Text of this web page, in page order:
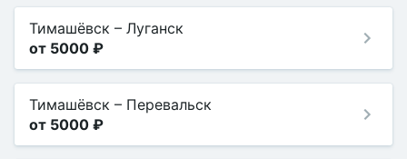
Тимашёвск – Луганск
от 5000 ₽
Тимашёвск – Перевальск
от 5000 ₽